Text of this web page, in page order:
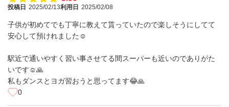
投稿日 2025/02/13利用日 2025/02/08
子供が初めてでも丁寧に教えて貰っていたので楽しそうにしてて
安心して預けれました☺️
駅近で通いやすく習い事させてる間スーパーも近いのでありがた
いです☺️🙏
私もダンスとヨガ習おうと思ってます😂🙏
0